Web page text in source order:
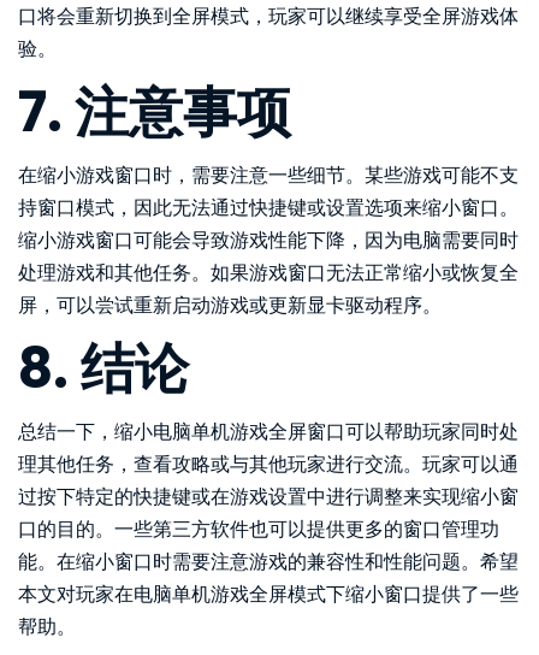
口将会重新切换到全屏模式，玩家可以继续享受全屏游戏体
验。
7. 注意事项
在缩小游戏窗口时，需要注意一些细节。某些游戏可能不支
持窗口模式，因此无法通过快捷键或设置选项来缩小窗口。
缩小游戏窗口可能会导致游戏性能下降，因为电脑需要同时
处理游戏和其他任务。如果游戏窗口无法正常缩小或恢复全
屏，可以尝试重新启动游戏或更新显卡驱动程序。
8. 结论
总结一下，缩小电脑单机游戏全屏窗口可以帮助玩家同时处
理其他任务，查看攻略或与其他玩家进行交流。玩家可以通
过按下特定的快捷键或在游戏设置中进行调整来实现缩小窗
口的目的。一些第三方软件也可以提供更多的窗口管理功
能。在缩小窗口时需要注意游戏的兼容性和性能问题。希望
本文对玩家在电脑单机游戏全屏模式下缩小窗口提供了一些
帮助。